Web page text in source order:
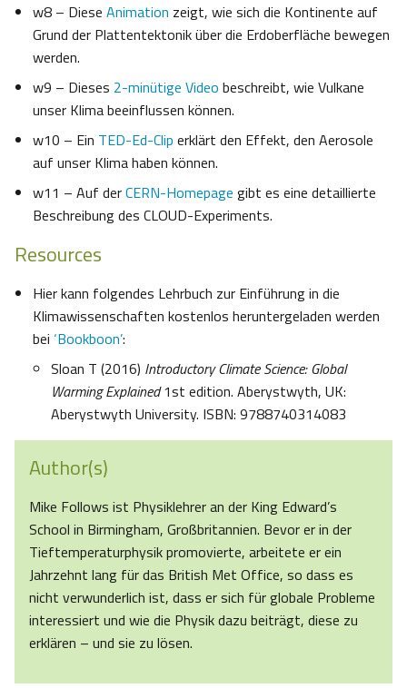
w8 – Diese Animation zeigt, wie sich die Kontinente auf
Grund der Plattentektonik über die Erdoberfläche bewegen
werden.
w9 – Dieses 2-minütige Video beschreibt, wie Vulkane
unser Klima beeinflussen können.
w10 – Ein TED-Ed-Clip erklärt den Effekt, den Aerosole
auf unser Klima haben können.
w11 – Auf derCERN-Homepage gibt es eine detaillierte
Beschreibung des CLOUD-Experiments.
Resources
Hier kann folgendes Lehrbuch zur Einführung in die
Klimawissenschaften kostenlos heruntergeladen werden
bei ‘Bookboon’:
Sloan T (2016) Introductory Climate Science:Global
Warming Explained1st edition. Aberystwyth, UK:
Aberystwyth University. ISBN: 9788740314083
Author(s)
Mike Follows ist Physiklehrer an der King Edward’s
School in Birmingham, Großbritannien. Bevor er in der
Tieftemperaturphysik promovierte, arbeitete er ein
Jahrzehnt lang für das British Met Office, so dass es
nicht verwunderlich ist, dass er sich für globale Probleme
interessiert und wie die Physik dazu beiträgt, diese zu
erklären – und sie zu lösen.